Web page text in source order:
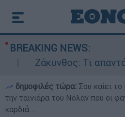
BREAKING NEWS:
Ζάκυνθος: Τι απαντά η
δημοφιλές τώρα: Σου καίει
την ταινιάρα του Νόλαν που οι
καρδιά...